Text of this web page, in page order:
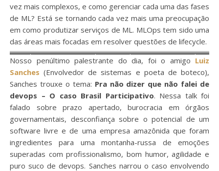
vez mais complexos, e como gerenciar cada uma das fases
de ML? Está se tornando cada vez mais uma preocupação
em como produtizar serviços de ML. MLOps tem sido uma
das áreas mais focadas em resolver questões de lifecycle.
Carlos Oeiras (Arquiteto de
Dados e ML Engineer na Zup
Innovation / Itau)
Carlos Oeiras (Arquiteto de
Dados e ML Engineer na Zup
Innovation / Itau)
Nosso penúltimo palestrante do dia, foi o amigo Luiz
Sanches (Envolvedor de sistemas e poeta de boteco),
Sanches trouxe o tema: Pra não dizer que não falei de
devops – O caso Brasil Participativo. Nessa talk foi
falado sobre prazo apertado, burocracia em órgãos
governamentais, desconfiança sobre o potencial de um
software livre e de uma empresa amazônida que foram
ingredientes para uma montanha-russa de emoções
superadas com profissionalismo, bom humor, agilidade e
puro suco de devops. Sanches narrou o caso envolvendo